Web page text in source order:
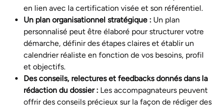
en lien avec la certification visée et son référentiel.
Un plan organisationnel stratégique : Un plan
personnalisé peut être élaboré pour structurer votre
démarche, définir des étapes claires et établir un
calendrier réaliste en fonction de vos besoins, profil
et objectifs.
Des conseils, relectures et feedbacks donnés dans la
rédaction du dossier : Les accompagnateurs peuvent
offrir des conseils précieux sur la façon de rédiger des